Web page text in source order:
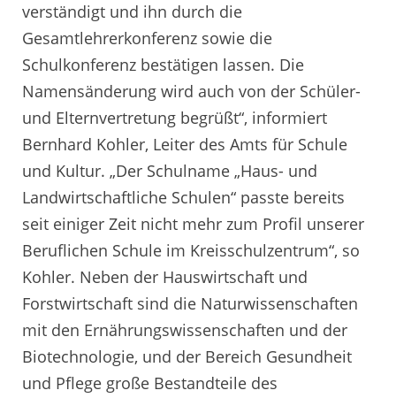
verständigt und ihn durch die
Gesamtlehrerkonferenz sowie die
Schulkonferenz bestätigen lassen. Die
Namensänderung wird auch von der Schüler-
und Elternvertretung begrüßt“, informiert
Bernhard Kohler, Leiter des Amts für Schule
und Kultur. „Der Schulname „Haus- und
Landwirtschaftliche Schulen“ passte bereits
seit einiger Zeit nicht mehr zum Profil unserer
Beruflichen Schule im Kreisschulzentrum“, so
Kohler. Neben der Hauswirtschaft und
Forstwirtschaft sind die Naturwissenschaften
mit den Ernährungswissenschaften und der
Biotechnologie, und der Bereich Gesundheit
und Pflege große Bestandteile des